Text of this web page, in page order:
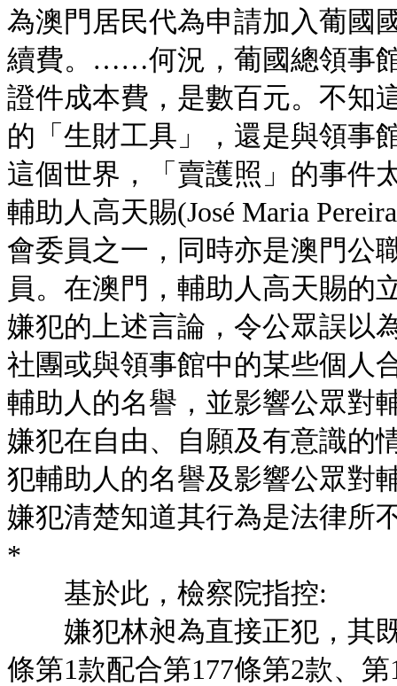
為澳門居民代為申請加入葡國
續費。……何況，葡國總領事
證件成本費，是數百元。不知
的「生財工具」，還是與領事
這個世界，「賣護照」的事
輔助人高天賜(José Maria
會委員之一，同時亦是澳門公
員。在澳門，輔助人高天賜的
嫌犯的上述言論，令公眾誤以
社團或與領事館中的某些個人
輔助人的名譽，並影響公眾對
嫌犯在自由、自願及有意識的
犯輔助人的名譽及影響公眾對
嫌犯清楚知道其行為是法律所
*
基於此，檢察院指控:
嫌犯林昶為直接正犯，其既
條第1款配合第177條第2款、